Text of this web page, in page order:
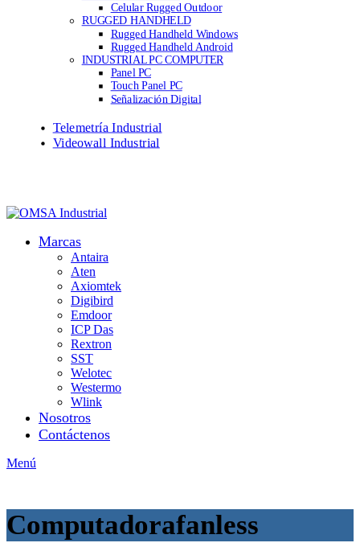
Celular Rugged Outdoor
RUGGED HANDHELD
Rugged Handheld Windows
Rugged Handheld Android
INDUSTRIAL PC COMPUTER
Panel PC
Touch Panel PC
Señalización Digital
Telemetría Industrial
Videowall Industrial
Marcas
Antaira
Aten
Axiomtek
Digibird
Emdoor
ICP Das
Rextron
SST
Welotec
Westermo
Wlink
Nosotros
Contáctenos
Menú
Computadorafanless